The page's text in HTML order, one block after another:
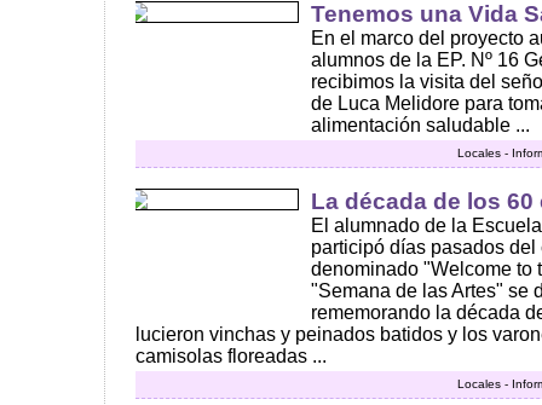
Tenemos una Vida
En el marco del proyecto
alumnos de la EP. Nº 16
recibimos la visita del
de Luca Melidore para
alimentación saludable ...
Locales -
La década de los 60
El alumnado de la
participó días pasados del
denominado "Welcome to
"Semana de las Artes" se
rememorando la década
lucieron vinchas y peinados batidos y los
camisolas floreadas ...
Locales -